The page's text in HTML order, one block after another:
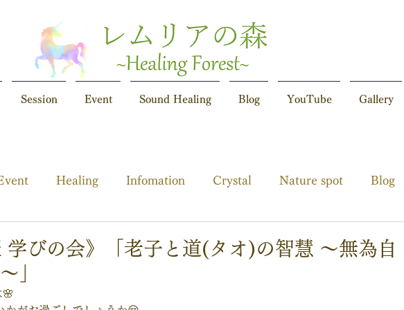
Session Event Sound Healing Blog YouTube Gallery
Healing Infomation Crystal Nature spot Blog
学びの会》「老子と道(タオ)の智慧 〜無為自
」